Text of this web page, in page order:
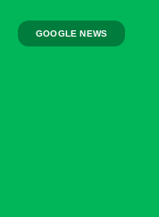
GOOGLE NEWS